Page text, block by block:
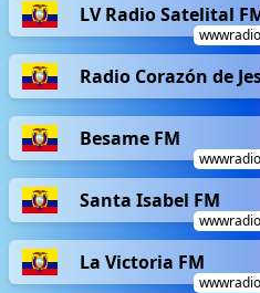
LV Radio Satelital
Radio Corazón de
Besame FM
Santa Isabel FM
La Victoria FM